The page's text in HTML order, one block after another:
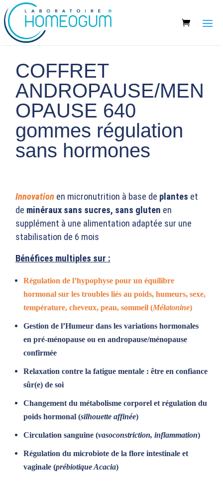
COFFRET
ANDROPAUSE/MEN
OPAUSE 640
gommes régulation
sans hormones
Innovationen micronutrition à base de plantes et
de minéraux sans sucres, sans gluten en
supplément à une alimentation adaptée sur une
stabilisation de 6 mois
Bénéfices multiples sur :
Régulation de l’hypophysepour un équilibre
hormonal surles troubles liés au poids, humeurs, sexe,
température, cheveux, peau, sommeil (Mélatonine)
Gestion de l’Humeur dans les variations hormonales
en pré-ménopause ou en andropause/ménopause
confirmée
Relaxation contre la fatigue mentale : être en confiance
sûr(e) de soi
Changement du métabolisme corporel et régulation du
poids hormonal (silhouette affinée)
Circulation sanguine (vasoconstriction, inflammation)
Régulation du microbiote de la flore intestinale et
vaginale (prébiotique Acacia)